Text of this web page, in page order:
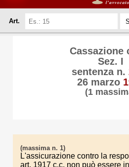
Art.
Cassazione
Sez. I
sentenza n.
26 marzo
(1
(massima n. 1)
L'assicurazione contro la
art. 1917 c.c. non può essere